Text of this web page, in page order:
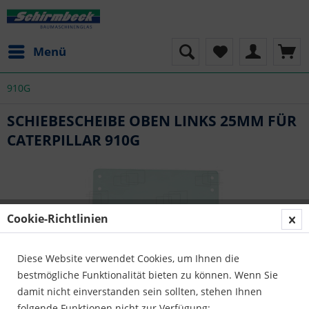
Menü
910G
SCHIEBESCHEIBE OBEN LINKS 25MM FÜR
CATERPILLAR 910G
Cookie-Richtlinien
Diese Website verwendet Cookies, um Ihnen die
bestmögliche Funktionalität bieten zu können. Wenn Sie
damit nicht einverstanden sein sollten, stehen Ihnen